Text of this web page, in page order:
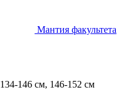
Мантия факультета
134-146 см, 146-152 см